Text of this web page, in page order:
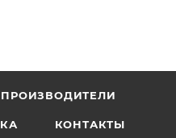
ПРОИЗВОДИТЕЛИ
КОНТАКТЫ